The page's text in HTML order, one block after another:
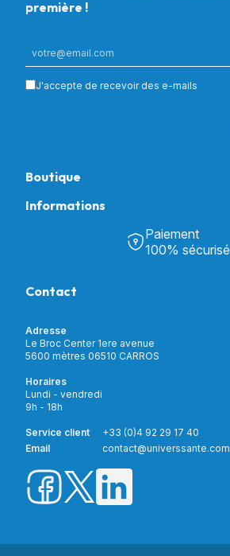
première !
J'accepte de recevoir des e-mails
Boutique
Puériculture
Incontinence
Soins & Diagnostic
Aide à la mobilité
Matériel de location
Nouveautés
Promotions
Prix barrés
Informations
Découvrir Univers Santé
Notre catalogue
Mon compte
Livraison et paiement
Paiement
100% sécurisé
Contact
Adresse
Le Broc Center 1ere avenue
5600 mètres 06510 CARROS
Horaires
Lundi - vendredi
9h - 18h
Service client
+33 (0)4 92 29 17 40
Email
contact@universsante.com